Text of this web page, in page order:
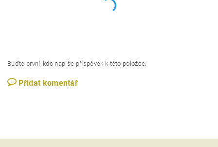
Buďte první, kdo napíše příspěvek k této položce.
Přidat komentář